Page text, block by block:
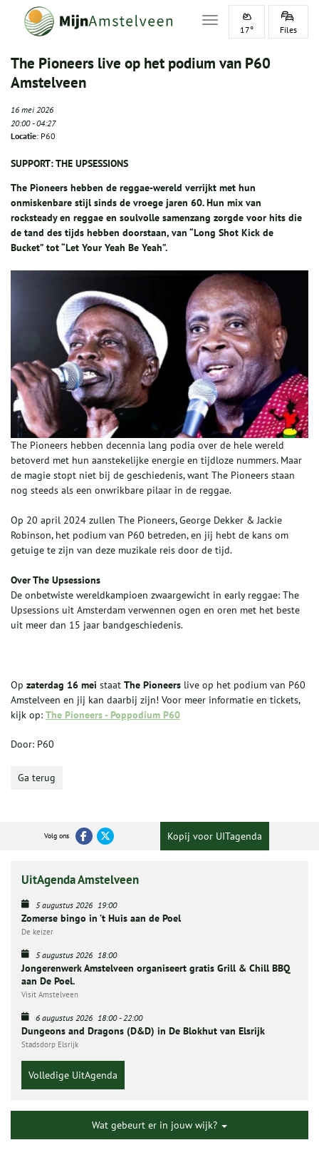
Toggle navigation
17° Files
The Pioneers live op het podium van P60
Amstelveen
16 mei 2026
20:00-04:27
Locatie: P60
SUPPORT: THE UPSESSIONS
The Pioneers hebben de reggae-wereld verrijkt met hun
onmiskenbare stijl sinds de vroege jaren 60. Hun mix van
rocksteady en reggae en soulvolle samenzang zorgde voor hits die
de tand des tijds hebben doorstaan, van “Long Shot Kick de
Bucket” tot “Let Your Yeah Be Yeah”.
The Pioneers hebben decennia lang podia over de hele wereld
betoverd met hun aanstekelijke energie en tijdloze nummers. Maar
de magie stopt niet bij de geschiedenis, want The Pioneers staan
nog steeds als een onwrikbare pilaar in de reggae.
Op 20 april 2024 zullen The Pioneers, George Dekker & Jackie
Robinson, het podium van P60 betreden, en jij hebt de kans om
getuige te zijn van deze muzikale reis door de tijd.
Over The Upsessions
De onbetwiste wereldkampioen zwaargewicht in early reggae: The
Upsessions uit Amsterdam verwennen ogen en oren met het beste
uit meer dan 15 jaar bandgeschiedenis.
Op zaterdag 16 mei staat The Pioneers live op het podium van P60
Amstelveen en jij kan daarbij zijn! Voor meer informatie en tickets,
kijk op: The Pioneers - Poppodium P60
Door: P60
Ga terug
Volg ons Kopij voor UITagenda
UitAgenda Amstelveen
5 augustus 2026 19:00
Zomerse bingo in ’t Huis aan de Poel
De keizer
5 augustus 2026 18:00
Jongerenwerk Amstelveen organiseert gratis Grill & Chill BBQ
aan De Poel.
Visit Amstelveen
6 augustus 2026 18:00-22:00
Dungeons and Dragons (D&D) in De Blokhut van Elsrijk
Stadsdorp Elsrijk
Volledige UitAgenda
Wat gebeurt er in jouw wijk?